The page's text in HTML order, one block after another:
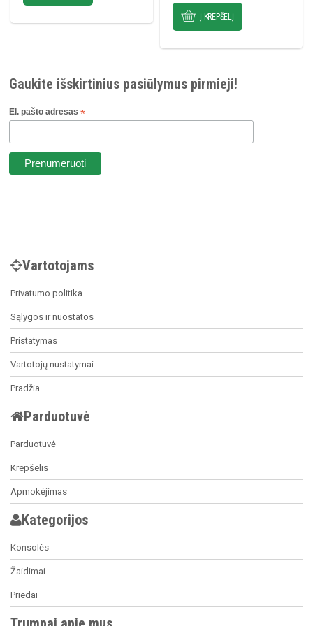
€7.99.
Į KREPŠELĮ
Gaukite išskirtinius pasiūlymus pirmieji!
El. pašto adresas*
Vartotojams
Privatumo politika
Sąlygos ir nuostatos
Pristatymas
Vartotojų nustatymai
Pradžia
Parduotuvė
Parduotuvė
Krepšelis
Apmokėjimas
Kategorijos
Konsolės
Žaidimai
Priedai